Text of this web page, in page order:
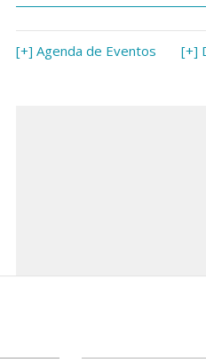
[+] Agenda de Eventos [+]